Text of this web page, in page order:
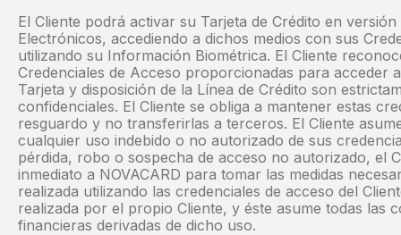
El Cliente podrá activar su Tarjeta de Crédito en
Electrónicos, accediendo a dichos medios con sus
utilizando su Información Biométrica. El Cliente
Credenciales de Acceso proporcionadas para acceder
Tarjeta y disposición de la Línea de Crédito son
confidenciales. El Cliente se obliga a mantener estas
resguardo y no transferirlas a terceros. El Cliente
cualquier uso indebido o no autorizado de sus
pérdida, robo o sospecha de acceso no autorizado, el
inmediato a NOVACARD para tomar las medidas
realizada utilizando las credenciales de acceso del
realizada por el propio Cliente, y éste asume todas las
financieras derivadas de dicho uso.